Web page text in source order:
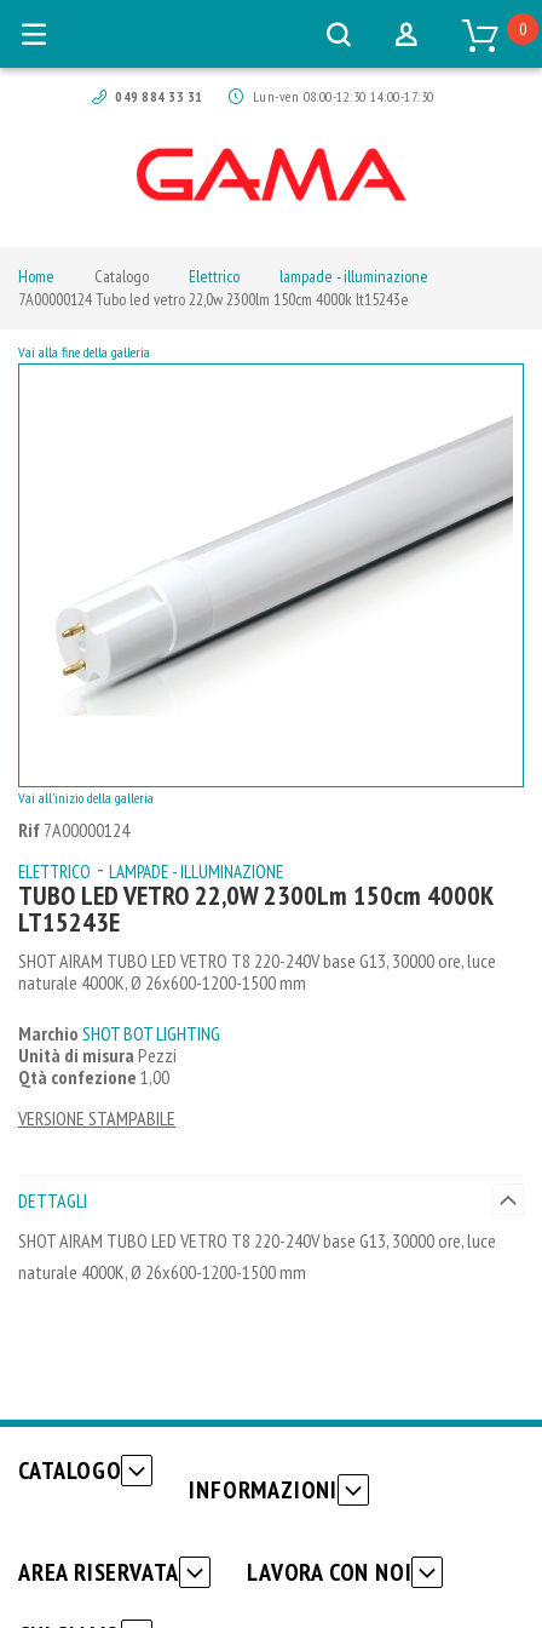
049 884 33 31 Lun-ven 08:00-12:30 14:00-17:30
0
Home Catalogo Elettrico
lampade - illuminazione
7A00000124 Tubo led vetro 22,0w 2300lm 150cm 4000k lt15243e
Rif 7A00000124
ELETTRICO - LAMPADE - ILLUMINAZIONE
TUBO LED VETRO 22,0W 2300Lm 150cm 4000K
LT15243E
SHOT AIRAM TUBO LED VETRO T8 220-240V base G13, 30000 ore, luce
naturale 4000K, Ø 26x600-1200-1500 mm
Marchio SHOT BOT LIGHTING
Unità di misura Pezzi
Qtà confezione 1,00
VERSIONE STAMPABILE
Vai alla fine della galleria
Vai all'inizio della galleria
DETTAGLI
SHOT AIRAM TUBO LED VETRO T8 220-240V base G13, 30000 ore, luce
naturale 4000K, Ø 26x600-1200-1500 mm
CATALOGO
INFORMAZIONI
AREA RISERVATA LAVORA CON NOI